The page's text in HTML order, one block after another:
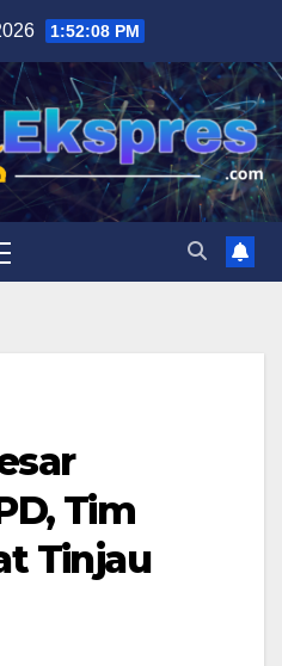
1:52:09 PM
Tim
Tinjau